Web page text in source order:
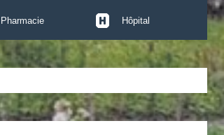
Pharmacie Hôpital